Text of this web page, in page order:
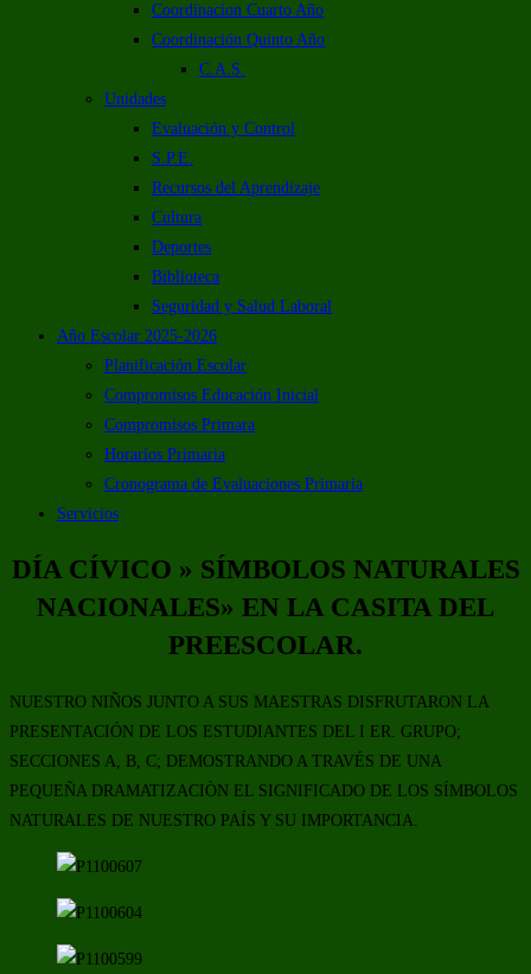
Coordinacion Cuarto Año
Coordinación Quinto Año
C.A.S.
Unidades
Evaluación y Control
S.P.E.
Recursos del Aprendizaje
Cultura
Deportes
Biblioteca
Seguridad y Salud Laboral
Año Escolar 2025-2026
Planificación Escolar
Compromisos Educación Inicial
Compromisos Primara
Horarios Primaria
Cronograma de Evaluaciones Primaria
Servicios
DÍA CÍVICO » SÍMBOLOS NATURALES
NACIONALES» EN LA CASITA DEL
PREESCOLAR.
NUESTRO NIÑOS JUNTO A SUS MAESTRAS DISFRUTARON LA
PRESENTACIÓN DE LOS ESTUDIANTES DEL I ER. GRUPO;
SECCIONES A, B, C; DEMOSTRANDO A TRAVÉS DE UNA
PEQUEÑA DRAMATIZACIÒN EL SIGNIFICADO DE LOS SÍMBOLOS
NATURALES DE NUESTRO PAÍS Y SU IMPORTANCIA.